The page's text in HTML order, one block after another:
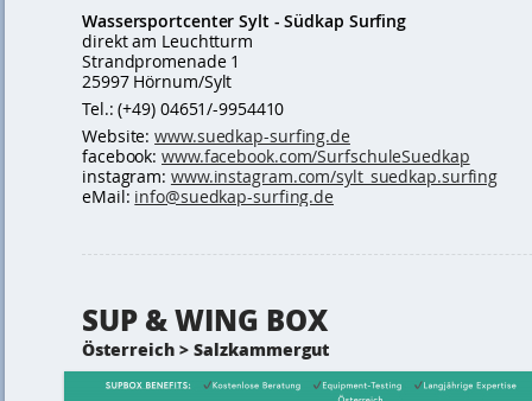
Wassersportcenter Sylt - Südkap Surfing
direkt am Leuchtturm
Strandpromenade 1
25997 Hörnum/Sylt
Tel.: (+49) 04651/-9954410
Website:www.suedkap-surfing.de
facebook:www.facebook.com/SurfschuleSuedkap
instagram: www.instagram.com/sylt_suedkap.surfing
eMail: info@suedkap-surfing.de
SUP & WING BOX
Österreich > Salzkammergut